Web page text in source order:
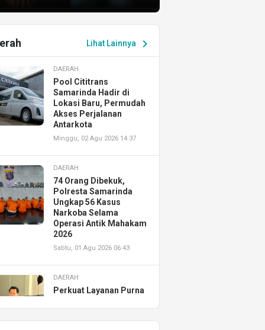
Lihat Lainnya chevron_right
DAERAH
Pool Cititrans
Samarinda Hadir di
Lokasi Baru, Permudah
Akses Perjalanan
Antarkota
Minggu, 02 Agu 2026 14:37
DAERAH
74 Orang Dibekuk,
Polresta Samarinda
Ungkap 56 Kasus
Narkoba Selama
Operasi Antik Mahakam
2026
Sabtu, 01 Agu 2026 06:43
DAERAH
Perkuat Layanan Purna
Resmikan AHASS